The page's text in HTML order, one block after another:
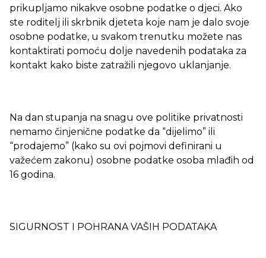
prikupljamo nikakve osobne podatke o djeci. Ako
ste roditelj ili skrbnik djeteta koje nam je dalo svoje
osobne podatke, u svakom trenutku možete nas
kontaktirati pomoću dolje navedenih podataka za
kontakt kako biste zatražili njegovo uklanjanje.
Na dan stupanja na snagu ove politike privatnosti
nemamo činjenične podatke da “dijelimo” ili
“prodajemo” (kako su ovi pojmovi definirani u
važećem zakonu) osobne podatke osoba mlađih od
16 godina.
SIGURNOST I POHRANA VAŠIH PODATAKA